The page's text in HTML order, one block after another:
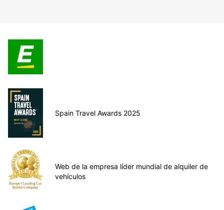
Spain Travel Awards 2025
Web de la empresa líder mundial de alquiler de
vehículos